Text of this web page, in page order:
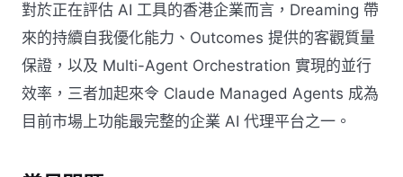
對於正在評估 AI 工具的香港企業而言，Dreaming 帶
來的持續自我優化能力、Outcomes 提供的客觀質量
保證，以及 Multi-Agent Orchestration 實現的並行
效率，三者加起來令 Claude Managed Agents 成為
目前市場上功能最完整的企業 AI 代理平台之一。